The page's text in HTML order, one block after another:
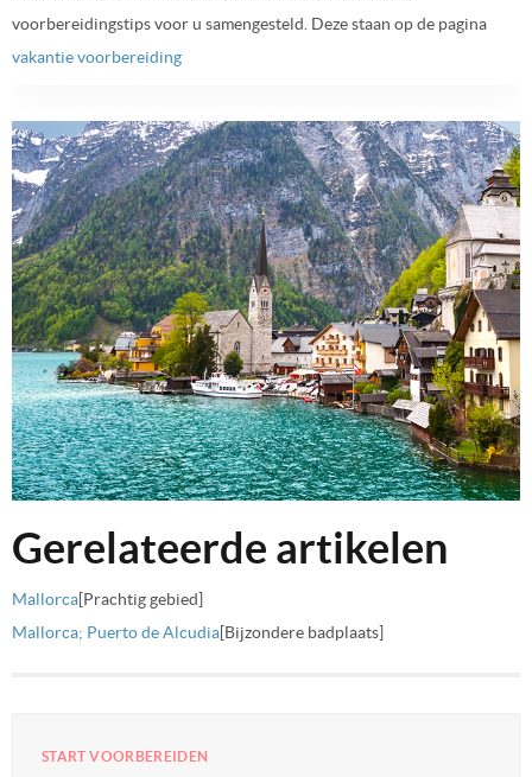
voorbereidingstips voor u samengesteld. Deze staan op de pagina
vakantie voorbereiding
Gerelateerde artikelen
Mallorca[Prachtig gebied]
Mallorca; Puerto de Alcudia[Bijzondere badplaats]
START VOORBEREIDEN